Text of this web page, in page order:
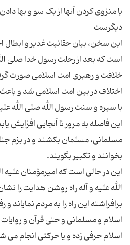
یا منزوی کردن آنها از یک سو و بها دادن
این سخن، بیان حقانیت غدیر و
است که بعد از رحلت رسول خدا صلی
خلافت و رهبری امت اسلامی صورت
اختلاف در بین امت اسلامی شد و
با سیره و سنت رسول الله صلی الله
این فاصله به مرور تا آنجایی افزایش
مسلمانی، مسلمان بکشند و در بزم
این در حالی است که امیرمۆمنان علیه
الله علیه و آله راه روشن هدایت را
برافراشته این راه را به مردم نمایاند
اسلام و مسلمانی و حتی قرآن و
اسلام حرفی زده و یا حرکتی انجام می